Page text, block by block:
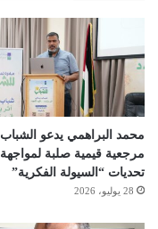
محمد البراهمي يدعو الشباب
مرجعية قيمية صلبة لمواجهة
تحديات “السيولة الفكرية”
28 يوليو، 2026